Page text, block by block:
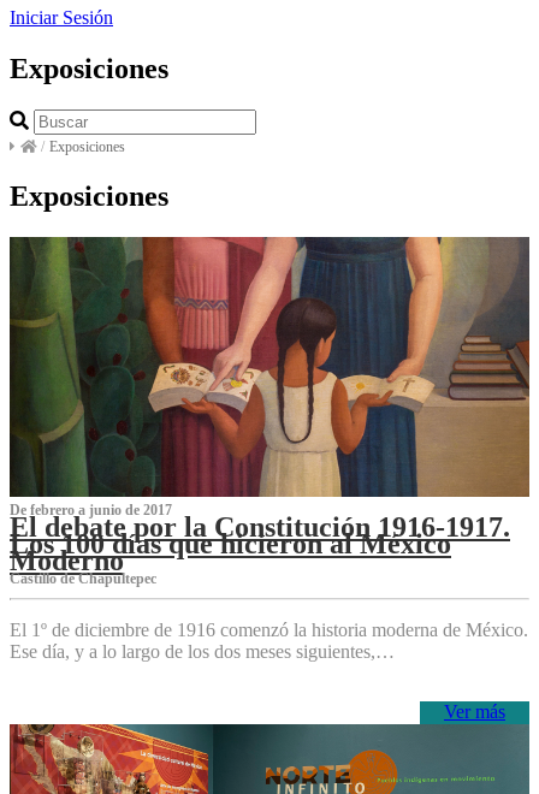
Iniciar Sesión
Exposiciones
/ Exposiciones
Exposiciones
De febrero a junio de 2017
El debate por la Constitución 1916-1917.
Los 100 días que hicieron al México
Moderno
Castillo de Chapultepec
El 1º de diciembre de 1916 comenzó la historia moderna de México.
Ese día, y a lo largo de los dos meses siguientes,…
Ver más